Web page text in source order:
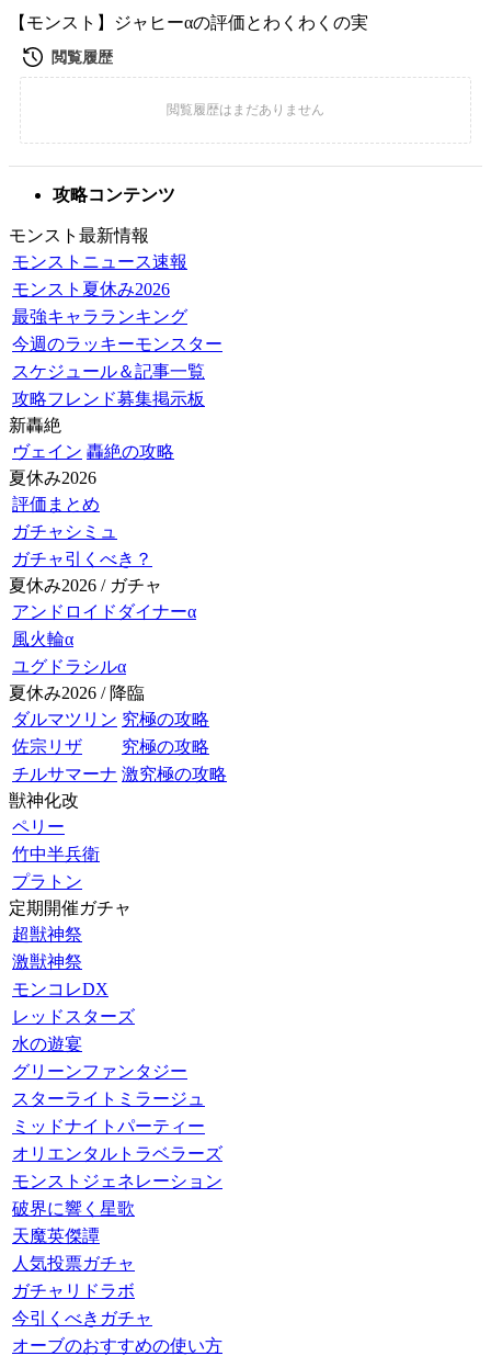
【モンスト】ジャヒーαの評価とわくわくの実
攻略コンテンツ
モンスト最新情報
モンストニュース速報
モンスト夏休み2026
最強キャラランキング
今週のラッキーモンスター
スケジュール＆記事一覧
攻略フレンド募集掲示板
新轟絶
ヴェイン 轟絶の攻略
夏休み2026
評価まとめ
ガチャシミュ
ガチャ引くべき？
夏休み2026 / ガチャ
アンドロイドダイナーα
風火輪α
ユグドラシルα
夏休み2026 / 降臨
ダルマツリン 究極の攻略
佐宗リザ
究極の攻略
チルサマーナ 激究極の攻略
獣神化改
ペリー
竹中半兵衛
プラトン
定期開催ガチャ
超獣神祭
激獣神祭
モンコレDX
レッドスターズ
水の遊宴
グリーンファンタジー
スターライトミラージュ
ミッドナイトパーティー
オリエンタルトラベラーズ
モンストジェネレーション
破界に響く星歌
天魔英傑譚
人気投票ガチャ
ガチャリドラボ
今引くべきガチャ
オーブのおすすめの使い方